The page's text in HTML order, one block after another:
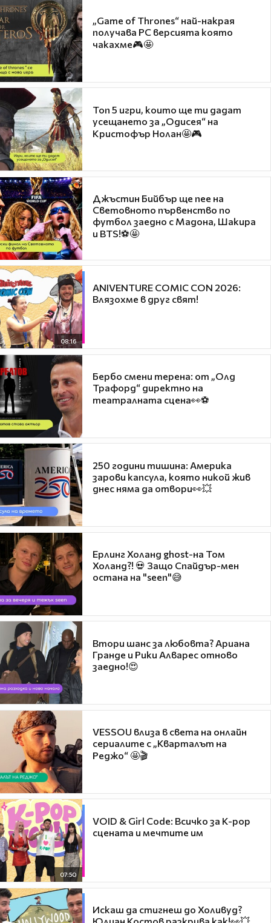
„Game of Thrones“ най-накрая
получава PC версията която
чакахме🎮🤩
Топ 5 игри, които ще ти дадат
усещането за „Одисея“ на
Кристофър Нолан🤩🎮
Джъстин Бийбър ще пее на
Световното първенство по
футбол заедно с Мадона, Шакира
и BTS!⚽🤩
08:16
ANIVENTURE COMIC CON 2026:
Влязохме в друг свят!
Бербо смени терена: от „Олд
Трафорд“ директно на
театралната сцена👀⚽
250 години тишина: Америка
зарови капсула, която никой жив
днес няма да отвори👀💥
Ерлинг Холанд ghost-на Том
Холанд?! 💀 Защо Спайдър-мен
остана на "seen"😅
Втори шанс за любовта? Ариана
Гранде и Рики Алварес отново
заедно!😍
VESSOU влиза в света на онлайн
сериалите с „Кварталът на
Реджо“ 🤩🎬
07:50
VOID & Girl Code: Всичко за K-pop
сцената и мечтите им
Искаш да стигнеш до Холивуд?